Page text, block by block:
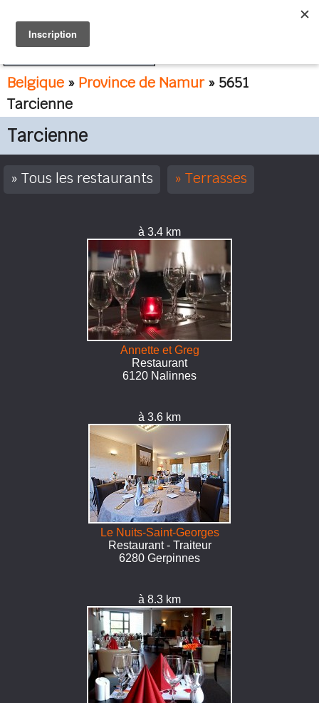
Belgique » Province de Namur» 5651
Tarcienne
Tarcienne
Tous les restaurants Terrasses
à 3.4 km
Annette et Greg
Restaurant
6120 Nalinnes
à 3.6 km
Le Nuits-Saint-Georges
Restaurant - Traiteur
6280 Gerpinnes
à 8.3 km